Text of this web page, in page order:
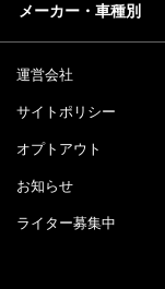
メーカー・車種別
運営会社
サイトポリシー
オプトアウト
お知らせ
ライター募集中